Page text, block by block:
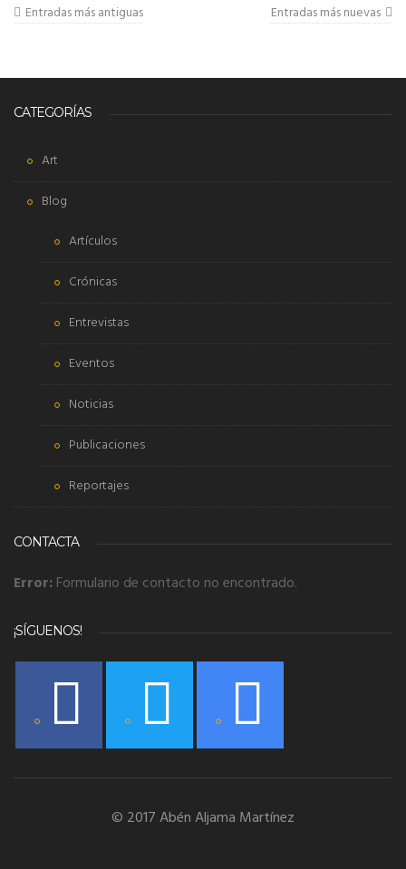
Entradas más antiguas Entradas más nuevas
CATEGORÍAS
Art
Blog
Artículos
Crónicas
Entrevistas
Eventos
Noticias
Publicaciones
Reportajes
CONTACTA
Error:Formulario de contacto no encontrado.
¡SÍGUENOS!
© 2017 Abén Aljama Martínez